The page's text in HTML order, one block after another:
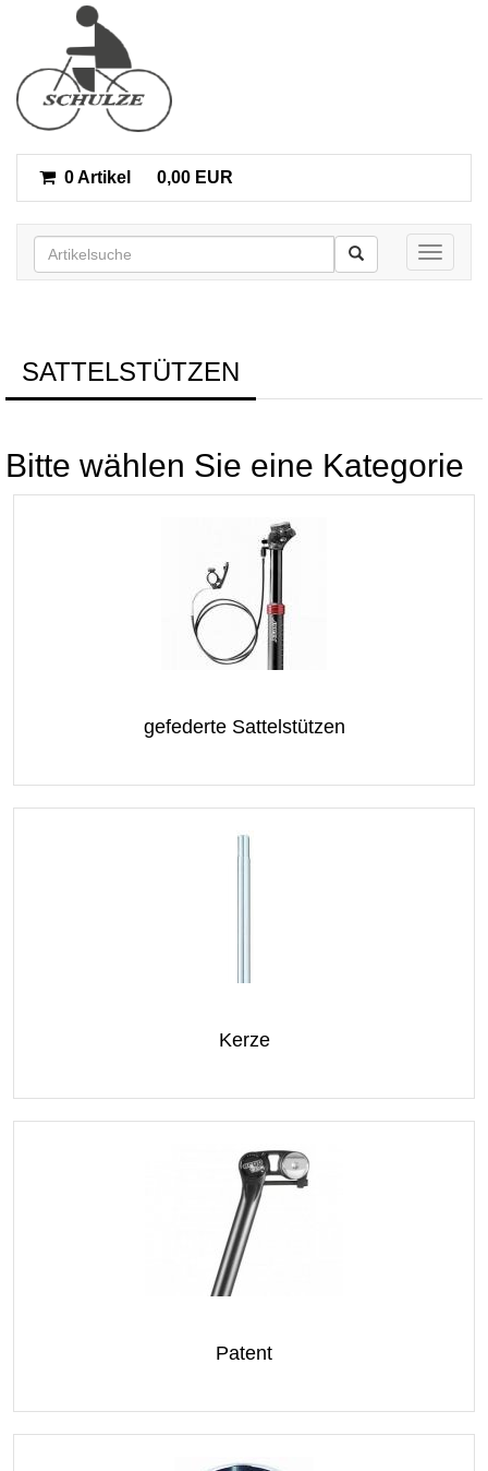
0 Artikel 0,00 EUR
Toggle
SATTELSTÜTZEN
Bitte wählen Sie eine Kategorie
gefederte Sattelstützen
Kerze
Patent